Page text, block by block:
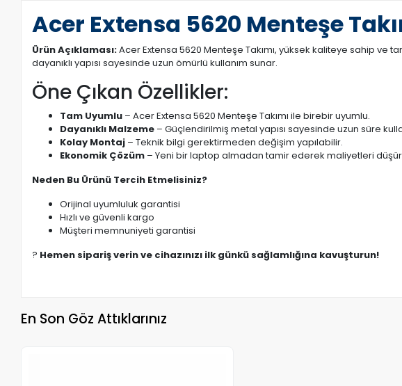
Acer Extensa 5620 Menteşe
Ürün Açıklaması:Acer Extensa 5620 Menteşe Takımı, yüksek kaliteye sahip ve
dayanıklı yapısı sayesinde uzun ömürlü kullanım sunar.
Öne Çıkan Özellikler:
Tam Uyumlu – Acer Extensa 5620 Menteşe Takımı ile birebir uyumlu.
Dayanıklı Malzeme – Güçlendirilmiş metal yapısı sayesinde uzun süre
Kolay Montaj – Teknik bilgi gerektirmeden değişim yapılabilir.
Ekonomik Çözüm – Yeni bir laptop almadan tamir ederek maliyetleri
Neden Bu Ürünü Tercih Etmelisiniz?
Orijinal uyumluluk garantisi
Hızlı ve güvenli kargo
Müşteri memnuniyeti garantisi
? Hemen sipariş verin ve cihazınızı ilk günkü sağlamlığına kavuşturun!
En Son Göz Attıklarınız